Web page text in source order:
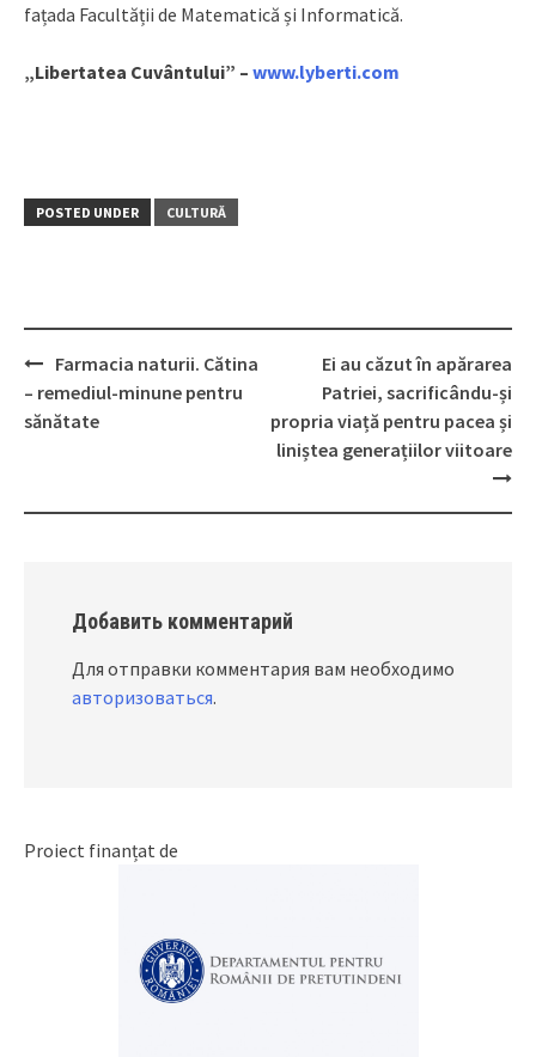
fațada Facultății de Matematică și Informatică.
„Libertatea Cuvântului” – www.lyberti.com
POSTED UNDER CULTURĂ
Post
navigation
Farmacia naturii. Cătina
– remediul-minune pentru
sănătate
Ei au căzut în apărarea
Patriei, sacrificându-și
propria viață pentru pacea și
liniștea generațiilor viitoare
Добавить комментарий
Для отправки комментария вам необходимо
авторизоваться.
Proiect finanțat de